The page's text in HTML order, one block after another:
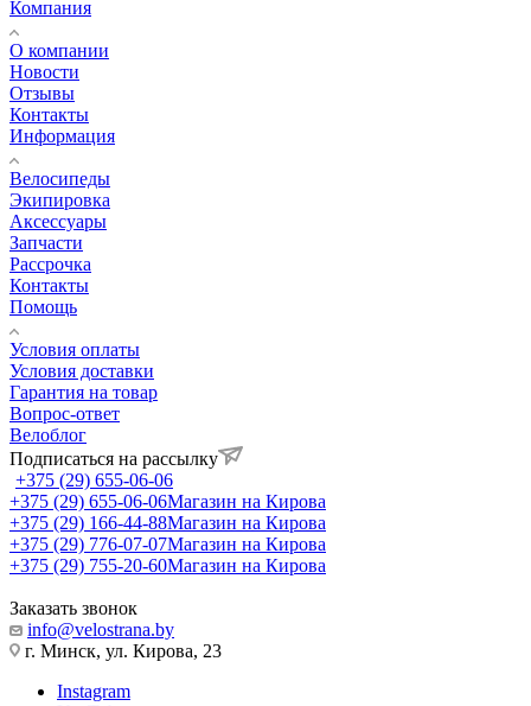
Компания
О компании
Новости
Отзывы
Контакты
Информация
Велосипеды
Экипировка
Аксессуары
Запчасти
Рассрочка
Контакты
Помощь
Условия оплаты
Условия доставки
Гарантия на товар
Вопрос-ответ
Велоблог
Подписаться на рассылку
+375 (29) 655-06-06
+375 (29) 655-06-06Магазин на Кирова
+375 (29) 166-44-88Магазин на Кирова
+375 (29) 776-07-07Магазин на Кирова
+375 (29) 755-20-60Магазин на Кирова
Заказать звонок
info@velostrana.by
г. Минск, ул. Кирова, 23
Instagram